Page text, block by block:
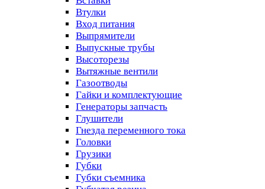
Втулки
Вход питания
Выпрямители
Выпускные трубы
Высоторезы
Вытяжные вентили
Газоотводы
Гайки и комплектующие
Генераторы запчасть
Глушители
Гнезда переменного тока
Головки
Грузики
Губки
Губки съемника